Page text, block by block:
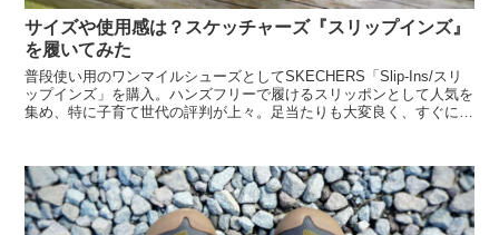
サイズや使用感は？スケッチャーズ『スリップインズ』
を履いてみた
普段使い用のワンマイルシューズとしてSKECHERS「Slip-Ins/スリ
ップインズ」を購入。ハンズフリーで履けるスリッポンとして人気を
集め、特に子育て世代の評判が上々。足当たりも大変良く、すぐに足